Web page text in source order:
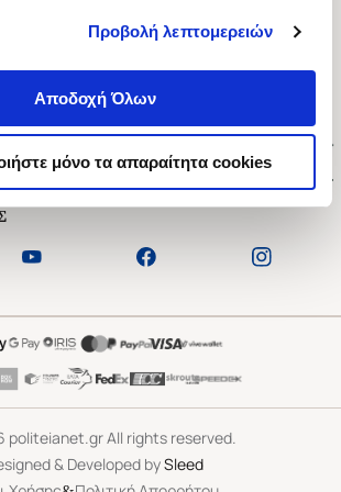
Προβολή λεπτομερειών
Αποδοχή Όλων
μόνο τα απαραίτητα cookies
1-3, Αθήνα 106 79
- Παρασκευή 09:00-21:00
politeianet.gr All rights reserved.
& Developed bySleed